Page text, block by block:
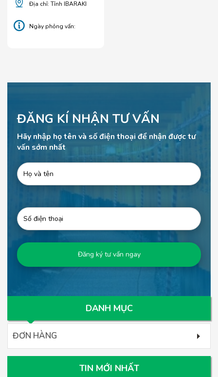
Địa chỉ: Tỉnh IBARAKI
Ngày phỏng vấn:
ĐĂNG KÍ NHẬN TƯ VẤN
Hãy nhập họ tên và số điện thoại để nhận được tư
vấn sớm nhất
DANH MỤC
ĐƠN HÀNG
TIN MỚI NHẤT